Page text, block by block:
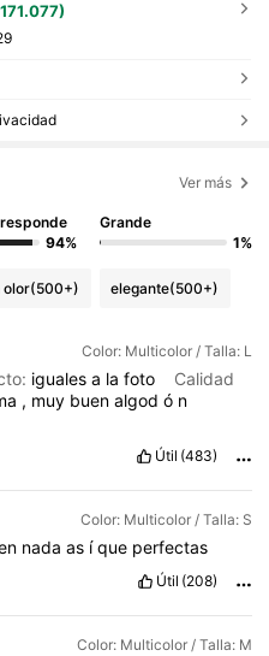
Ver más
94%
Grande
1%
olor(500+) elegante(500+)
Color: Multicolor / Talla: L
iguales a la foto
Calidad
, muy buenalgodó n
Útil (483)
Color: Multicolor / Talla: S
nadaas íque perfectas
Útil (208)
Color: Multicolor / Talla: M